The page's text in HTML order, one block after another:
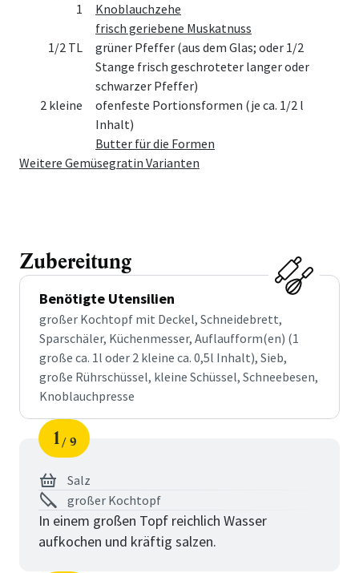
1
Knoblauchzehe
frisch geriebene Muskatnuss
1/2 TL
grüner Pfeffer (aus dem Glas; oder 1/2
Stange frisch geschroteter langer oder
schwarzer Pfeffer)
2 kleine
ofenfeste Portionsformen (je ca. 1/2 l
Inhalt)
Butter für die Formen
Weitere Gemüsegratin Varianten
Zubereitung
Benötigte Utensilien
großer Kochtopf mit Deckel, Schneidebrett,
Sparschäler, Küchenmesser, Auflaufform(en) (1
große ca. 1l oder 2 kleine ca. 0,5l Inhalt), Sieb,
große Rührschüssel, kleine Schüssel, Schneebesen,
Knoblauchpresse
Schritt
1
von
9
Salz
großer Kochtopf
In einem großen Topf reichlich Wasser
aufkochen und kräftig salzen.